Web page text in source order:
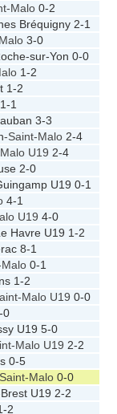
Malo 0-2
Bréquigny 2-1
3-0
sur-Yon 0-0
1-2
1-2
1-1
3-3
-Saint-Malo 2-4
U19 2-4
2-0
U19 0-1
4-1
U19 4-0
Havre U19 1-2
8-1
0-1
1-2
Malo U19 0-0
0
U19 5-0
Malo U19 2-2
0-5
Malo 0-0
Brest U19 2-2
2